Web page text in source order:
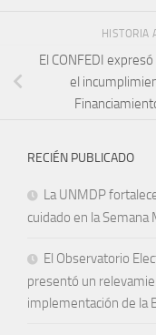
HISTORIA
El CONFEDI
el
RECIÉN PUBLICADO
La UNMDP
cuidado en la Semana
El Observatorio
presentó un
implementación de la